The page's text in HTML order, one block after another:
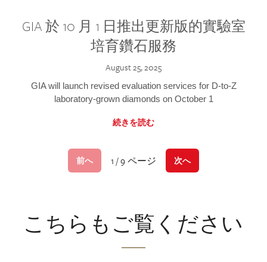
GIA 於 10 月 1 日推出更新版的實驗室
培育鑽石服務
August 25, 2025
GIA will launch revised evaluation services for D-to-Z
laboratory-grown diamonds on October 1
続きを読む
前へ 1 / 9 ページ 次へ
こちらもご覧ください